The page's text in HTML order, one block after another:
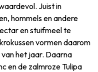
Juist in
hommels en andere
en stuifmeel te
vormen daarom
het jaar. Daarna
en de zalmroze Tulipa